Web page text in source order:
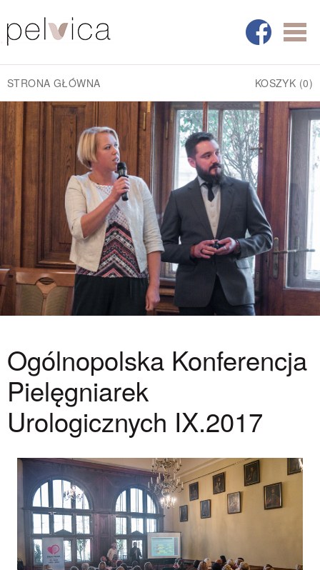
STRONA GŁÓWNA KOSZYK (0)
Ogólnopolska Konferencja
Pielęgniarek
Urologicznych IX.2017